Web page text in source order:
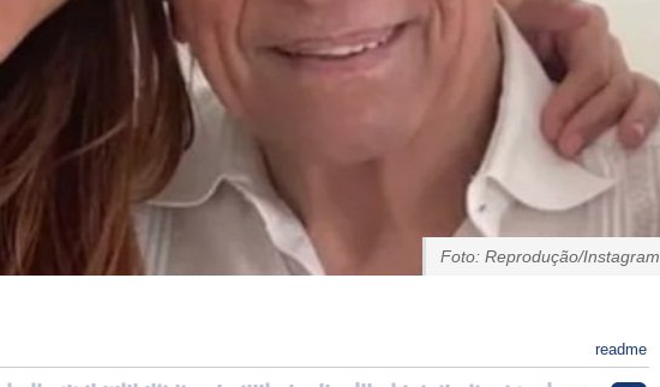
Foto: Reprodução/Instagram
readme